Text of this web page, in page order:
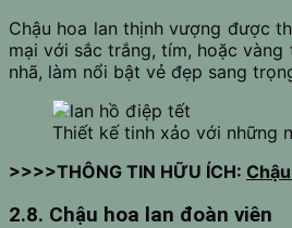
Chậu hoa lan thịnh vượng được
mại với sắc trắng, tím, hoặc
nhã, làm nổi bật vẻ đẹp sang
Thiết kế tinh xảo với những
>>>>THÔNG TIN HỮU ÍCH:
2.8. Chậu hoa lan đoàn viên